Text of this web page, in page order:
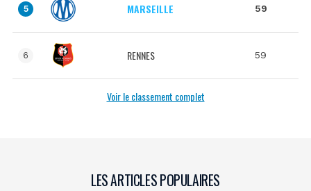
5 MARSEILLE 59
6 RENNES 59
Voir le classement complet
LES ARTICLES POPULAIRES